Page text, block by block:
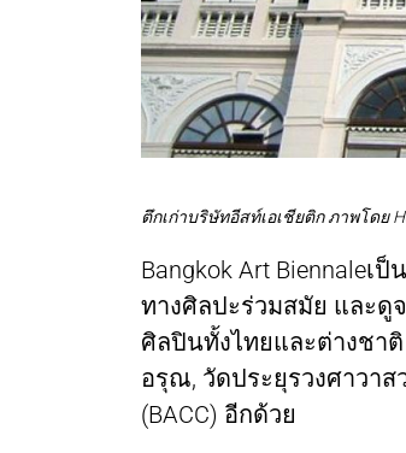
ตึกเก่าบริษัทอีสท์เอเชียติก ภาพโดย
Bangkok Art Biennaleเ
ทางศิลปะร่วมสมัย และดู
ศิลปินทั้งไทยและต่างชา
อรุณ, วัดประยุรวงศาวาส
(BACC) อีกด้วย